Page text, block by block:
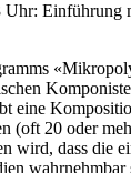
Einführung
eine
(oft 20 oder
wird, dass die
wahrnehmbar